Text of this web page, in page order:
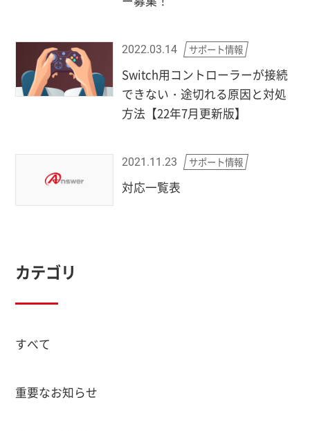
2022.03.14 サポート情報
Switch用コントローラーが接続
できない・途切れる原因と対処
方法【22年7月更新版】
2021.11.23 サポート情報
対応一覧表
カテゴリ
すべて
重要なお知らせ